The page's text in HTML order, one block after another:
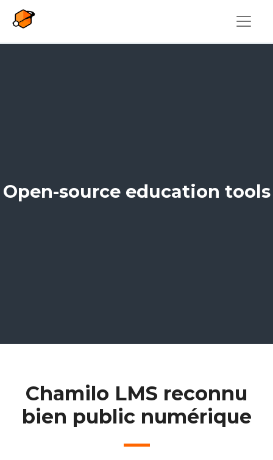
Open-source education tools
Chamilo LMS reconnu
bien public numérique